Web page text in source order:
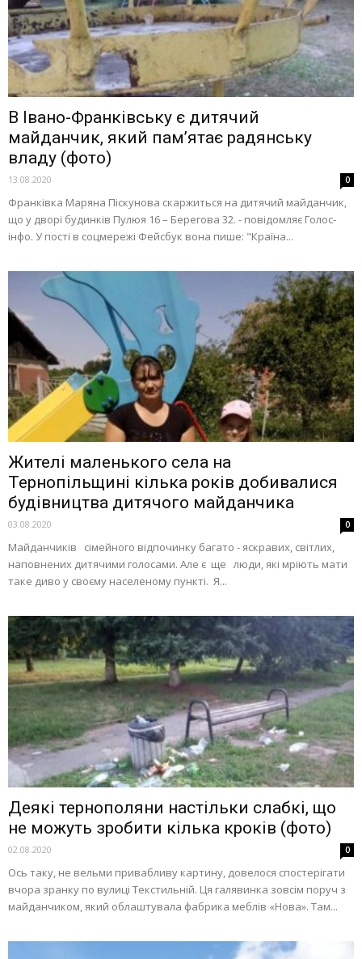
В Івано-Франківську є дитячий
майданчик, який пам’ятає радянську
владу (фото)
13.08.2020 0
Франківка Маряна Піскунова скаржиться на дитячий майданчик,
що у дворі будинків Пулюя 16 – Берегова 32. - повідомляє Голос-
інфо. У пості в соцмережі Фейсбук вона пише: "Країна...
Жителі маленького села на
Тернопільщині кілька років добивалися
будівництва дитячого майданчика
03.08.2020 0
Майданчиків сімейного відпочинку багато - яскравих, світлих,
наповнених дитячими голосами. Але є ще люди, які мріють мати
таке диво у своєму населеному пункті. Я...
Деякі тернополяни настільки слабкі, що
не можуть зробити кілька кроків (фото)
02.08.2020 0
Ось таку, не вельми привабливу картину, довелося спостерігати
вчора зранку по вулиці Текстильній. Ця галявинка зовсім поруч з
майданчиком, який облаштувала фабрика меблів «Нова». Там...